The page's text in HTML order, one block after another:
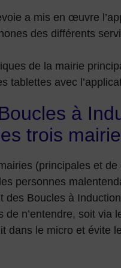
a mis en œuvre
des différents
de la mairie
tablettes avec
à
trois
(principales et
personnes
des Boucles à
de n’entendre, soit via
dans le micro et